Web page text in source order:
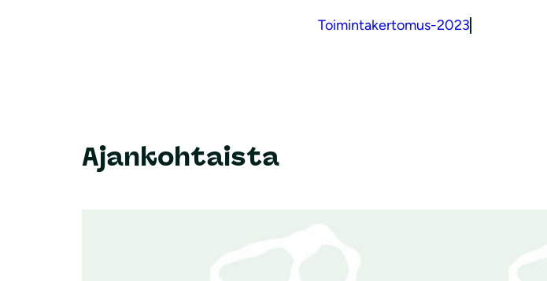
Toimintakertomus-2023
Ajankohtaista